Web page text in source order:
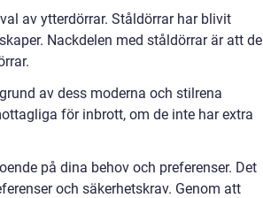
av ytterdörrar. Ståldörrar har blivit
Nackdelen med ståldörrar är att de
av dess moderna och stilrena
för inbrott, om de inte har extra
på dina behov och preferenser. Det
och säkerhetskrav. Genom att